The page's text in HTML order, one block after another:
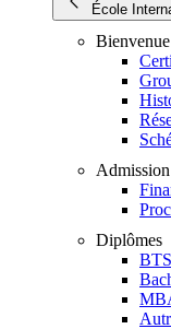
École
Admission
Diplômes
BTS